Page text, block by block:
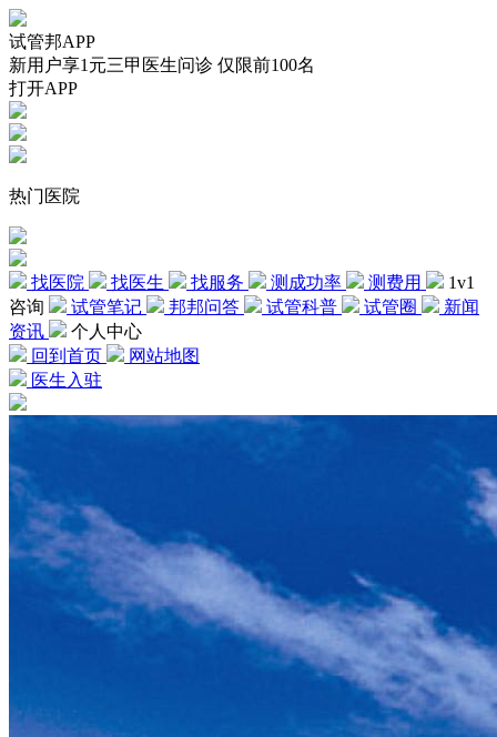
试管邦APP
新用户享1元三甲医生问诊 仅限前100名
打开APP
热门医院
找医院 找医生 找服务 测成功率 测费用
1v1
咨询
试管笔记 邦邦问答 试管科普 试管圈
新闻
资讯
个人中心
回到首页
网站地图
医生入驻